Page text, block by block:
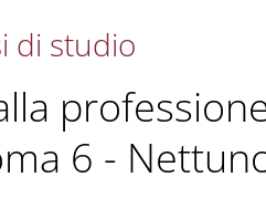
di studio
6 -